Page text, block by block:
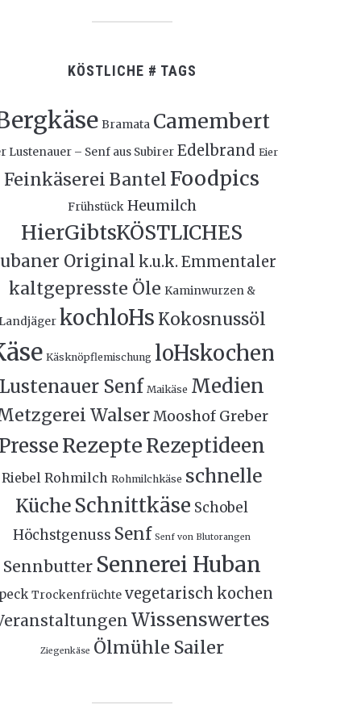
KÖSTLICHE # TAGS
Bramata Camembert
Lustenauer – Senf aus Subirer Edelbrand Eier
Feinkäserei BantelFoodpics
Frühstück Heumilch
HierGibtsKÖSTLICHES
Original k.u.k. Emmentaler
kaltgepresste Öle Kaminwurzen &
kochloHs Kokosnussöl
Käsknöpflemischung loHskochen
Lustenauer Senf Maikäse Medien
Walser Mooshof Greber
RezepteRezeptideen
Riebel Rohmilch Rohmilchkäse schnelle
Küche Schnittkäse Schobel
Höchstgenuss Senf Senf von Blutorangen
Sennbutter Sennerei Huban
Trockenfrüchte vegetarisch kochen
Wissenswertes
Ziegenkäse Ölmühle Sailer